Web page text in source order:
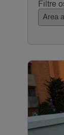
Filtre